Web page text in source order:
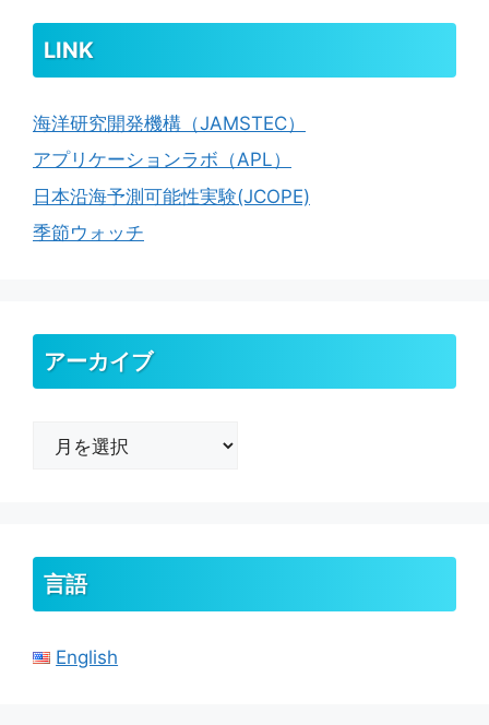
LINK
海洋研究開発機構（JAMSTEC）
アプリケーションラボ（APL）
日本沿海予測可能性実験(JCOPE)
季節ウォッチ
アーカイブ
言語
English